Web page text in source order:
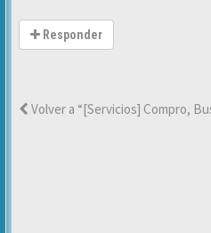
Responder
Volver a “[Servicios] Compro,